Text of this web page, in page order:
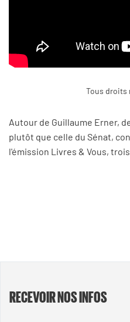
Tous droits
Autour de Guillaume Erner,
plutôt que celle du Sénat,
l'émission Livres & Vous, trois
RECEVOIR NOS INFOS